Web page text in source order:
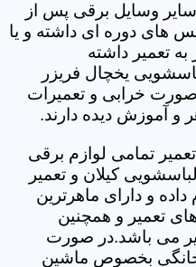
وسایل برقی پس از
های دوره ای داشته و یا
تعمیر داشته
یخچال فریزر
خرابی و تعمیرات
و آموزش دیده دارند.
تمامی لوازم برقی
کیلان و تعمیر
داده و دارای ماهرترین
تعمیر و همچنین
می باشد.در صورت
خانگی بخصوص ماشین